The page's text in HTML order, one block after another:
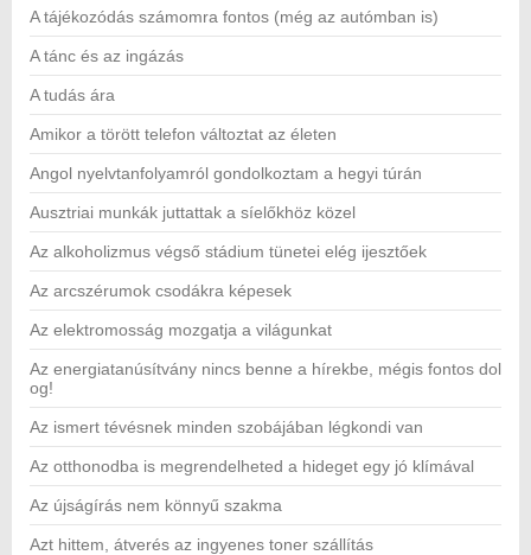
A tájékozódás számomra fontos (még az autómban is)
A tánc és az ingázás
A tudás ára
Amikor a törött telefon változtat az életen
Angol nyelvtanfolyamról gondolkoztam a hegyi túrán
Ausztriai munkák juttattak a síelőkhöz közel
Az alkoholizmus végső stádium tünetei elég ijesztőek
Az arcszérumok csodákra képesek
Az elektromosság mozgatja a világunkat
Az energiatanúsítvány nincs benne a hírekbe, mégis fontos dol
og!
Az ismert tévésnek minden szobájában légkondi van
Az otthonodba is megrendelheted a hideget egy jó klímával
Az újságírás nem könnyű szakma
Azt hittem, átverés az ingyenes toner szállítás